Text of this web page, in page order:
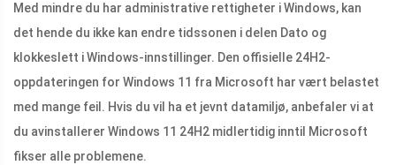
Med mindre du har administrative rettigheter i Windows, kan
det hende du ikke kan endre tidssonen i delen Dato og
klokkeslett i Windows-innstillinger. Den offisielle 24H2-
oppdateringen for Windows 11 fra Microsoft har vært belastet
med mange feil. Hvis du vil ha et jevnt datamiljø, anbefaler vi at
du avinstallerer Windows 11 24H2 midlertidig inntil Microsoft
fikser alle problemene.